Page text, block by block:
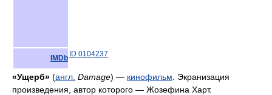
IMDb ID 0104237
«Ущерб» (англ. Damage) — кинофильм . Экранизация
произведения, автор которого — Жозефина Харт.